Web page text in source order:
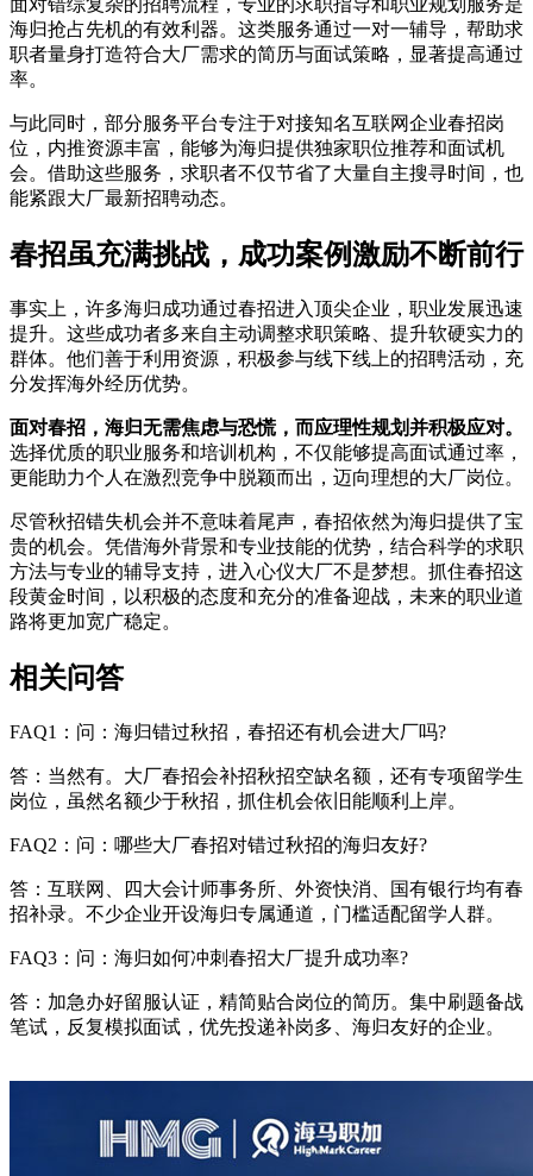
面对错综复杂的招聘流程，专业的求职指导和职业规划服务是
海归抢占先机的有效利器。这类服务通过一对一辅导，帮助求
职者量身打造符合大厂需求的简历与面试策略，显著提高通过
率。
与此同时，部分服务平台专注于对接知名互联网企业春招岗
位，内推资源丰富，能够为海归提供独家职位推荐和面试机
会。借助这些服务，求职者不仅节省了大量自主搜寻时间，也
能紧跟大厂最新招聘动态。
春招虽充满挑战，成功案例激励不断前行
事实上，许多海归成功通过春招进入顶尖企业，职业发展迅速
提升。这些成功者多来自主动调整求职策略、提升软硬实力的
群体。他们善于利用资源，积极参与线下线上的招聘活动，充
分发挥海外经历优势。
面对春招，海归无需焦虑与恐慌，而应理性规划并积极应对。
选择优质的职业服务和培训机构，不仅能够提高面试通过率，
更能助力个人在激烈竞争中脱颖而出，迈向理想的大厂岗位。
尽管秋招错失机会并不意味着尾声，春招依然为海归提供了宝
贵的机会。凭借海外背景和专业技能的优势，结合科学的求职
方法与专业的辅导支持，进入心仪大厂不是梦想。抓住春招这
段黄金时间，以积极的态度和充分的准备迎战，未来的职业道
路将更加宽广稳定。
相关问答
FAQ1：问：海归错过秋招，春招还有机会进大厂吗?
答：当然有。大厂春招会补招秋招空缺名额，还有专项留学生
岗位，虽然名额少于秋招，抓住机会依旧能顺利上岸。
FAQ2：问：哪些大厂春招对错过秋招的海归友好?
答：互联网、四大会计师事务所、外资快消、国有银行均有春
招补录。不少企业开设海归专属通道，门槛适配留学人群。
FAQ3：问：海归如何冲刺春招大厂提升成功率?
答：加急办好留服认证，精简贴合岗位的简历。集中刷题备战
笔试，反复模拟面试，优先投递补岗多、海归友好的企业。